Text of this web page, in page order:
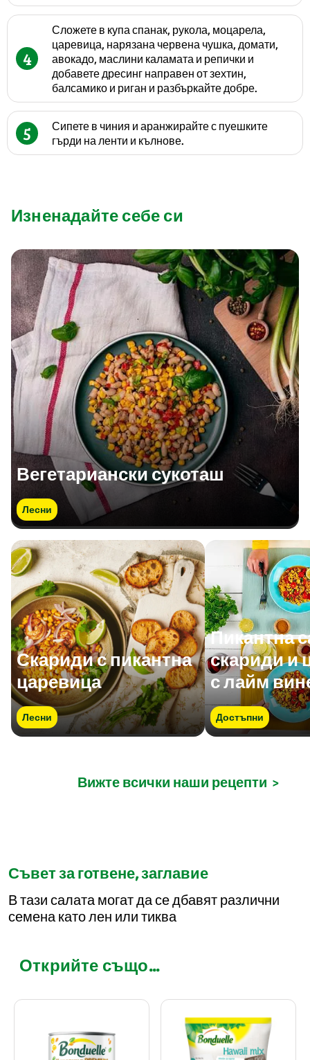
4
Сложете в купа спанак, рукола, моцарела,
царевица, нарязана червена чушка, домати,
авокадо, маслини каламата и репички и
добавете дресинг направен от зехтин,
балсамико и риган и разбъркайте добре.
5
Сипете в чиния и аранжирайте с пуешките
гърди на ленти и кълнове.
Изненадайте себе си
Вегетариански сукоташ
Лесни
Скариди с пикантна
царевица
Лесни
Пикантна
скариди и
с лайм
Достъпни
Вижте всички наши рецепти >
Съвет за готвене, заглавие
В тази салата могат да се дбавят различни
семена като лен или тиква
Открийте също...